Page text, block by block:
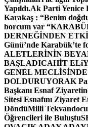
Yapıldı.Ak Parti Yenice
Karakaş : “Benim
borcum var “
DERNEĞİNDEN
Günü’nde Karabük’te
ALETLERİNİN
BAŞLADICAHİT
GENEL
DOLDURUYORAK
Başkanı Esnaf
Sitesi Esnafını Ziyaret
DöndüMilli
Öğrencileri ile Buluştu